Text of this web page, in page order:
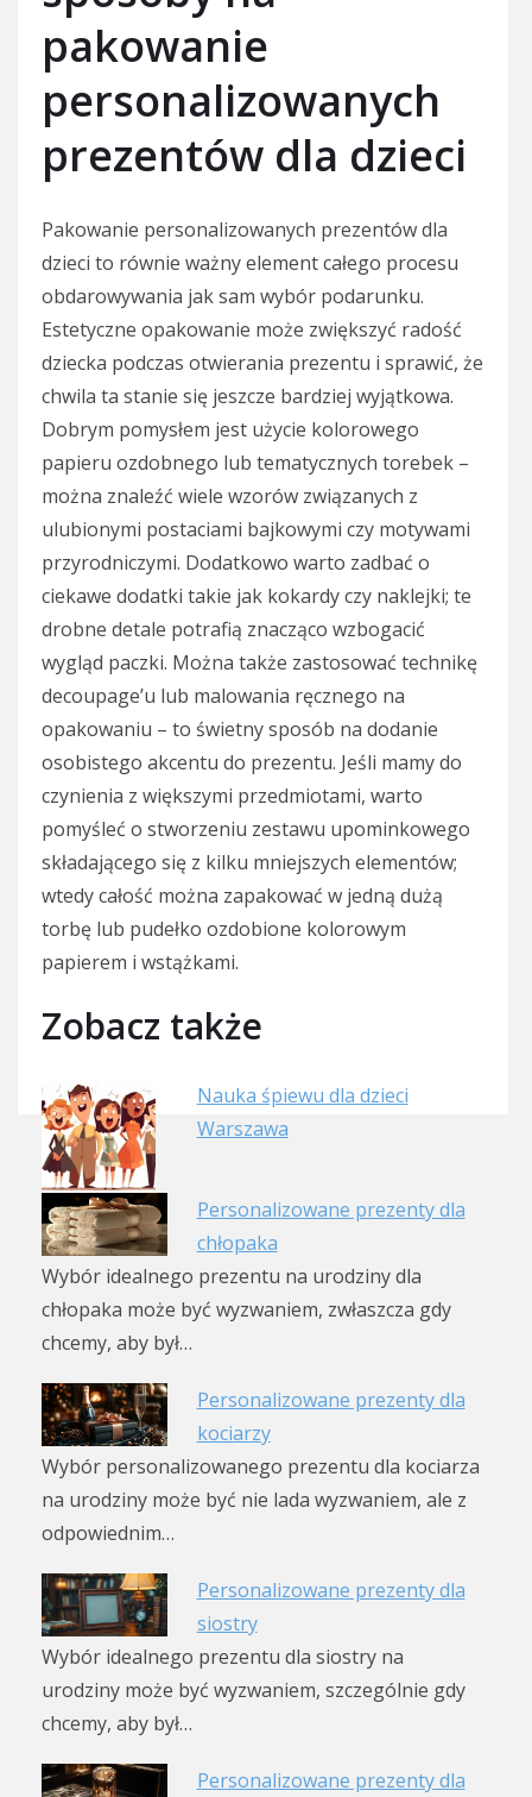
pakowanie
personalizowanych
prezentów dla dzieci
Pakowanie personalizowanych prezentów dla
dzieci to równie ważny element całego procesu
obdarowywania jak sam wybór podarunku.
Estetyczne opakowanie może zwiększyć radość
dziecka podczas otwierania prezentu i sprawić, że
chwila ta stanie się jeszcze bardziej wyjątkowa.
Dobrym pomysłem jest użycie kolorowego
papieru ozdobnego lub tematycznych torebek –
można znaleźć wiele wzorów związanych z
ulubionymi postaciami bajkowymi czy motywami
przyrodniczymi. Dodatkowo warto zadbać o
ciekawe dodatki takie jak kokardy czy naklejki; te
drobne detale potrafią znacząco wzbogacić
wygląd paczki. Można także zastosować technikę
decoupage’u lub malowania ręcznego na
opakowaniu – to świetny sposób na dodanie
osobistego akcentu do prezentu. Jeśli mamy do
czynienia z większymi przedmiotami, warto
pomyśleć o stworzeniu zestawu upominkowego
składającego się z kilku mniejszych elementów;
wtedy całość można zapakować w jedną dużą
torbę lub pudełko ozdobione kolorowym
papierem i wstążkami.
Zobacz także
Nauka śpiewu dla dzieci
Warszawa
Personalizowane prezenty dla
chłopaka
Wybór idealnego prezentu na urodziny dla
chłopaka może być wyzwaniem, zwłaszcza gdy
chcemy, aby był…
Personalizowane prezenty dla
kociarzy
Wybór personalizowanego prezentu dla kociarza
na urodziny może być nie lada wyzwaniem, ale z
odpowiednim…
Personalizowane prezenty dla
siostry
Wybór idealnego prezentu dla siostry na
urodziny może być wyzwaniem, szczególnie gdy
chcemy, aby był…
Personalizowane prezenty dla